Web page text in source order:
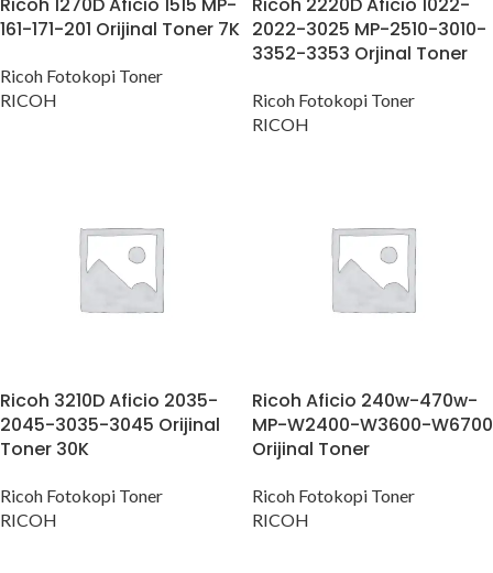
161-171-201 Orijinal Toner 7K
Ricoh Fotokopi Toner
RICOH
2022-3025 MP-2510-3010-
3352-3353 Orjinal Toner
Ricoh Fotokopi Toner
RICOH
Ricoh 3210D Aficio 2035-
2045-3035-3045 Orijinal
Toner 30K
Ricoh Fotokopi Toner
RICOH
Ricoh Aficio 240w-470w-
MP-W2400-W3600-W6700
Orijinal Toner
Ricoh Fotokopi Toner
RICOH